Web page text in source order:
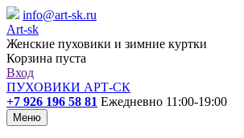
info@art-sk.ru
Art-sk
Женские пуховики и зимние куртки
Корзина пуста
Вход
ПУХОВИКИ АРТ-СК
+7 926 196 58 81 Ежедневно 11:00-19:00
Меню